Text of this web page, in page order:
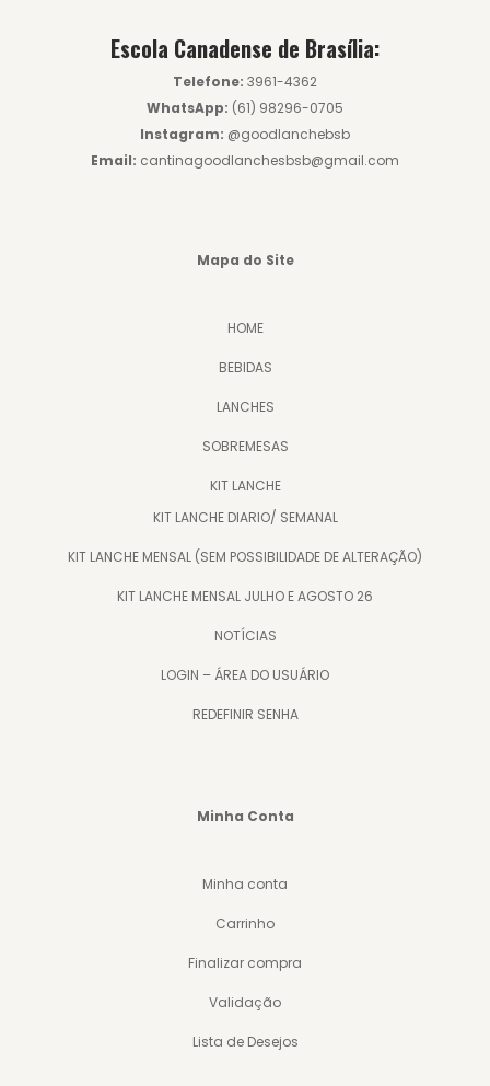
Escola Canadense de Brasília:
Telefone: 3961-4362
WhatsApp: (61) 98296-0705
Instagram: @goodlanchebsb
Email: cantinagoodlanchesbsb@gmail.com
Mapa do Site
HOME
BEBIDAS
LANCHES
SOBREMESAS
KIT LANCHE
KIT LANCHE DIARIO/ SEMANAL
KIT LANCHE MENSAL (SEM POSSIBILIDADE DE ALTERAÇÃO)
KIT LANCHE MENSAL JULHO E AGOSTO 26
NOTÍCIAS
LOGIN – ÁREA DO USUÁRIO
REDEFINIR SENHA
Minha Conta
Minha conta
Carrinho
Finalizar compra
Validação
Lista de Desejos